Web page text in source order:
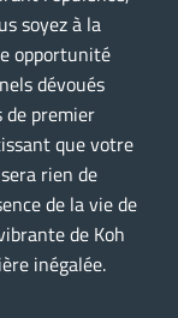
soyez à la
opportunité
dévoués
de premier
que votre
rien de
de la vie de
de Koh
inégalée.